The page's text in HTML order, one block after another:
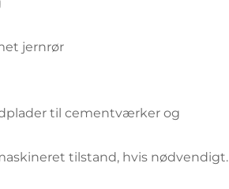
jernrør
til cementværker og
tilstand, hvis nødvendigt.